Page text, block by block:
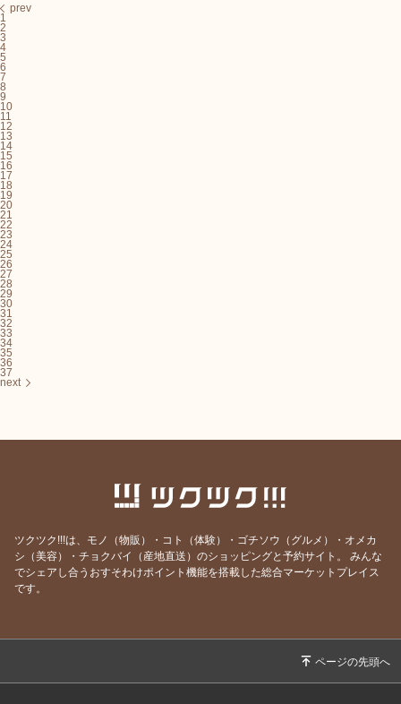
prev
1
2
3
4
5
6
7
8
9
10
11
12
13
14
15
16
17
18
19
20
21
22
23
24
25
26
27
28
29
30
31
32
33
34
35
36
37
next
ツクツク!!!は、モノ（物販）・コト（体験）・ゴチソウ（グルメ）・オメカ
シ（美容）・チョクバイ（産地直送）のショッピングと予約サイト。
みんな
でシェアし合うおすそわけポイント機能を搭載した総合マーケットプレイス
です。